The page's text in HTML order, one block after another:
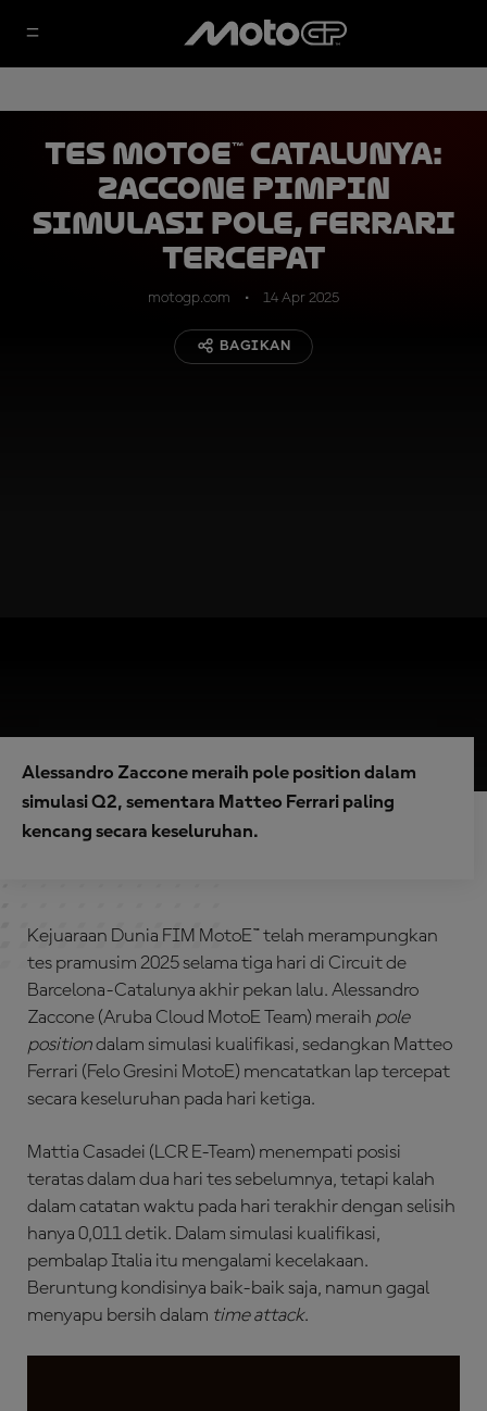
Tes MotoE™ Catalunya:
Zaccone Pimpin
Simulasi Pole, Ferrari
Tercepat
motogp.com 14 Apr 2025
BAGIKAN
Alessandro Zaccone meraih pole position dalam
simulasi Q2, sementara Matteo Ferrari paling
kencang secara keseluruhan.
Kejuaraan Dunia FIM MotoE™ telah merampungkan
tes pramusim 2025 selama tiga hari di Circuit de
Barcelona-Catalunya akhir pekan lalu. Alessandro
Zaccone (Aruba Cloud MotoE Team) meraih pole
positiondalam simulasi kualifikasi, sedangkan Matteo
Ferrari (Felo Gresini MotoE) mencatatkan lap tercepat
secara keseluruhan pada hari ketiga.
Mattia Casadei (LCR E-Team) menempati posisi
teratas dalam dua hari tes sebelumnya, tetapi kalah
dalam catatan waktu pada hari terakhir dengan selisih
hanya 0,011 detik. Dalam simulasi kualifikasi,
pembalap Italia itu mengalami kecelakaan.
Beruntung kondisinya baik-baik saja, namun gagal
menyapu bersih dalam time attack.